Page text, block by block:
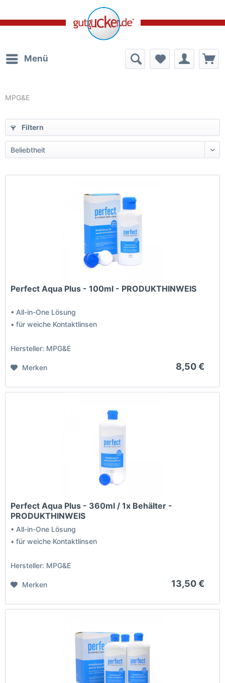
Menü
MPG&E
Filtern
Perfect Aqua Plus - 100ml - PRODUKTHINWEIS
• All-in-One Lösung
• für weiche Kontaktlinsen
Hersteller: MPG&E
8,50 €
Merken
Perfect Aqua Plus - 360ml / 1x Behälter -
PRODUKTHINWEIS
• All-in-One Lösung
• für weiche Kontaktlinsen
Hersteller: MPG&E
13,50 €
Merken